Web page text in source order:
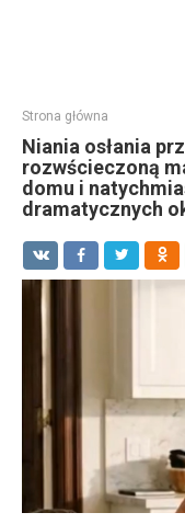
Strona główna
Niania osłania
rozwścieczoną
domu i
dramatycznych